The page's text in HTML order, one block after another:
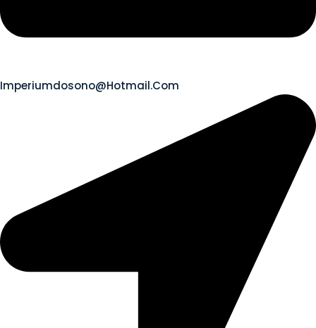
Imperiumdosono@hotmail.com